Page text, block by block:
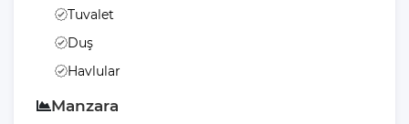
Tuvalet
Duş
Havlular
Manzara